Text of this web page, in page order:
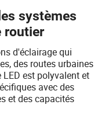
systèmes
routier
d'éclairage qui
des routes urbaines
est polyvalent et
avec des
et des capacités